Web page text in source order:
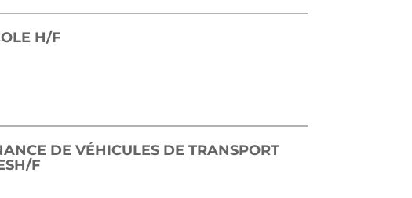
H/F(NOUVELLE FENÊTRE)
DE VÉHICULES DE TRANSPORT
F(NOUVELLE FENÊTRE)